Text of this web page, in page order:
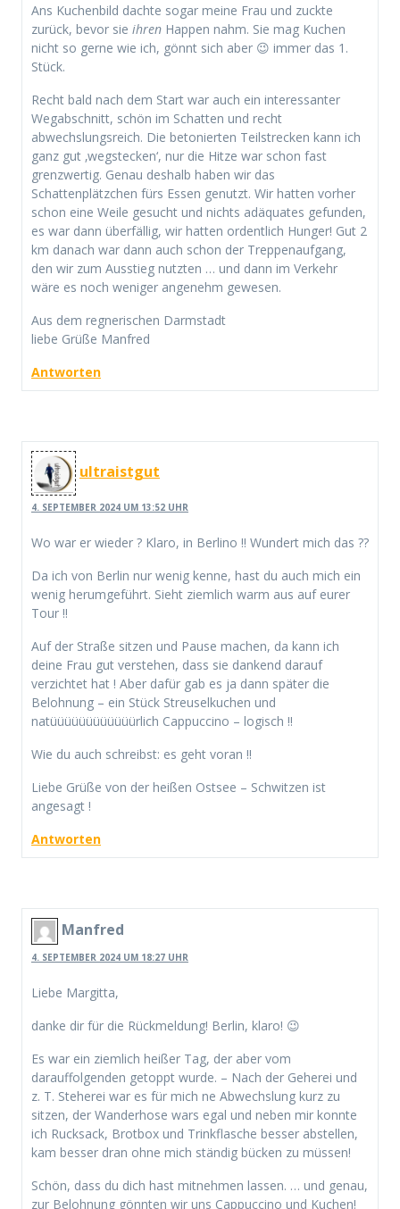
Ans Kuchenbild dachte sogar meine Frau und zuckte
zurück, bevor sie ihren Happen nahm. Sie mag Kuchen
nicht so gerne wie ich, gönnt sich aber 😉 immer das 1.
Stück.
Recht bald nach dem Start war auch ein interessanter
Wegabschnitt, schön im Schatten und recht
abwechslungsreich. Die betonierten Teilstrecken kann ich
ganz gut ‚wegstecken‘, nur die Hitze war schon fast
grenzwertig. Genau deshalb haben wir das
Schattenplätzchen fürs Essen genutzt. Wir hatten vorher
schon eine Weile gesucht und nichts adäquates gefunden,
es war dann überfällig, wir hatten ordentlich Hunger! Gut 2
km danach war dann auch schon der Treppenaufgang,
den wir zum Ausstieg nutzten … und dann im Verkehr
wäre es noch weniger angenehm gewesen.
Aus dem regnerischen Darmstadt
liebe Grüße Manfred
Antworten
ultraistgut
4. SEPTEMBER 2024 UM 13:52 UHR
Wo war er wieder ? Klaro, in Berlino !! Wundert mich das ??
Da ich von Berlin nur wenig kenne, hast du auch mich ein
wenig herumgeführt. Sieht ziemlich warm aus auf eurer
Tour !!
Auf der Straße sitzen und Pause machen, da kann ich
deine Frau gut verstehen, dass sie dankend darauf
verzichtet hat ! Aber dafür gab es ja dann später die
Belohnung – ein Stück Streuselkuchen und
natüüüüüüüüüüüürlich Cappuccino – logisch !!
Wie du auch schreibst: es geht voran !!
Liebe Grüße von der heißen Ostsee – Schwitzen ist
angesagt !
Antworten
Manfred
4. SEPTEMBER 2024 UM 18:27 UHR
Liebe Margitta,
danke dir für die Rückmeldung! Berlin, klaro! 😉
Es war ein ziemlich heißer Tag, der aber vom
darauffolgenden getoppt wurde. – Nach der Geherei und
z. T. Steherei war es für mich ne Abwechslung kurz zu
sitzen, der Wanderhose wars egal und neben mir konnte
ich Rucksack, Brotbox und Trinkflasche besser abstellen,
kam besser dran ohne mich ständig bücken zu müssen!
Schön, dass du dich hast mitnehmen lassen. … und genau,
zur Belohnung gönnten wir uns Cappuccino und Kuchen!